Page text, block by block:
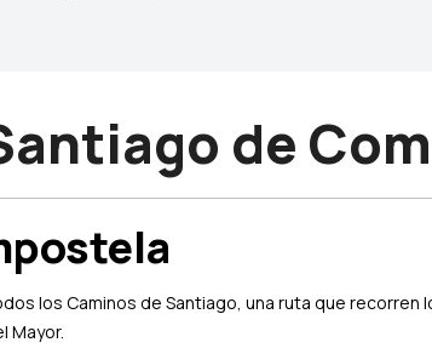
de
los Caminos de Santiago, una ruta que recorren
Mayor.